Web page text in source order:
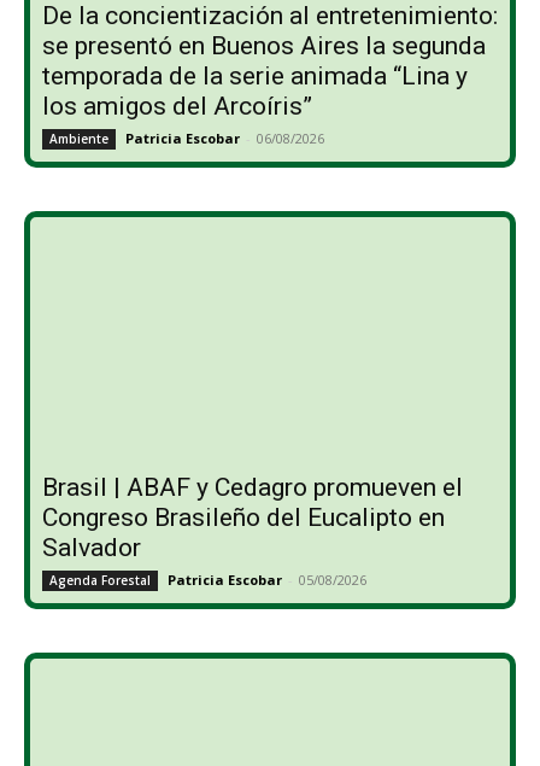
De la concientización al entretenimiento:
se presentó en Buenos Aires la segunda
temporada de la serie animada “Lina y
los amigos del Arcoíris”
Ambiente Patricia Escobar - 06/08/2026
Brasil | ABAF y Cedagro promueven el
Congreso Brasileño del Eucalipto en
Salvador
Agenda Forestal Patricia Escobar - 05/08/2026